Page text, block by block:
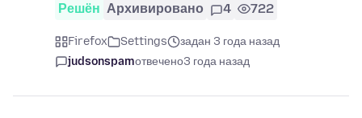
Решён Архивировано 4 722
Firefox Settings
задан 3 года назад
judsonspamотвечено3 года назад